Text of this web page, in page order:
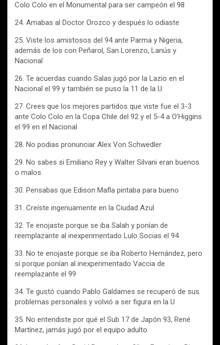
Colo Colo en el Monumental para ser campeón el 98
24. Amabas al Doctor Orozco y después lo odiaste
25. Viste los amistosos del 94 ante Parma y Nigeria,
además de los con Peñarol, San Lorenzo, Lanús y
Nacional
26. Te acuerdas cuando Salas jugó por la Lazio en el
Nacional el 99 y también se puso la 11 de la U.
27. Crees que los mejores partidos que viste fue el 3-3
ante Colo Colo en la Copa Chile del 92 y el 5-4 a O’Higgins
el 99 en el Nacional
28. No podias pronunciar Alex Von Schwedler
29. No sabes si Emiliano Rey y Walter Silvani eran buenos
o malos
30. Pensabas que Edison Mafla pintaba para bueno
31. Creíste ingenuamente en la Ciudad Azul
32. Te enojaste porque se iba Salah y ponían de
reemplazante al inexperimentado Lulo Socias el 94
33. No te enojaste porque se iba Roberto Hernández, pero
sí porque ponían al inexperimentado Vaccia de
reemplazante el 99
34. Te gustó cuando Pablo Galdames se recuperó de sus
problemas personales y volvió a ser figura en la U
35. No entendiste por qué el Sub 17 de Japón 93, René
Martínez, jamás jugó por el equipo adulto